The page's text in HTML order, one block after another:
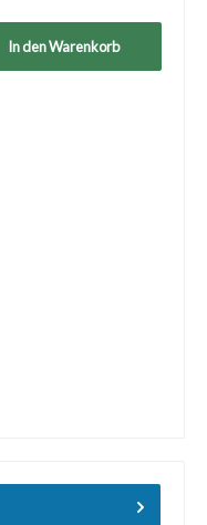
In den Warenkorb